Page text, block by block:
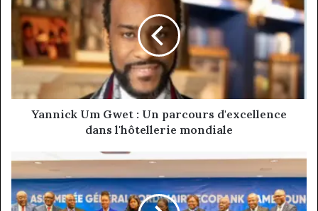
Gwet
parcours
d'excellence
l'hôtellerie
mondiale
Yannick Um Gwet : Un parcours d'excellence
dans l'hôtellerie mondiale
AGO
2023
d'Ecobank
Cameroun